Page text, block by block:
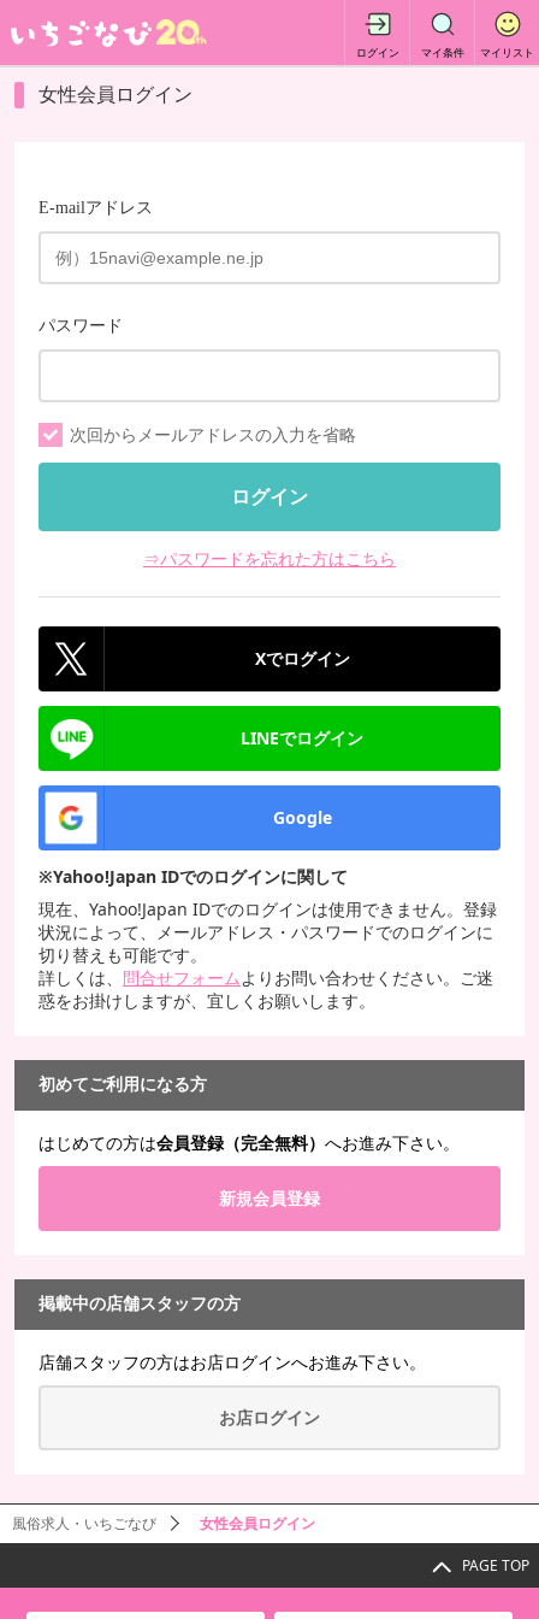
ログイン マイ条件 マイリスト
女性会員ログイン
E-mailアドレス
パスワード
次回からメールアドレスの入力を省略
⇒パスワードを忘れた方はこちら
Xでログイン
LINEでログイン
Google
※Yahoo!Japan IDでのログインに関して
現在、Yahoo!Japan IDでのログインは使用できません。登録
状況によって、メールアドレス・パスワードでのログインに
切り替えも可能です。
詳しくは、 問合せフォームよりお問い合わせください。ご迷
惑をお掛けしますが、宜しくお願いします。
初めてご利用になる方
はじめての方は会員登録（完全無料） へお進み下さい。
新規会員登録
掲載中の店舗スタッフの方
店舗スタッフの方はお店ログインへお進み下さい。
お店ログイン
風俗求人・いちごなび 女性会員ログイン
PAGE TOP